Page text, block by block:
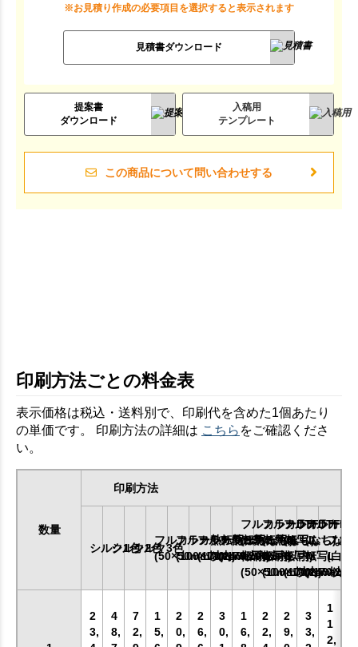
※お見積り作成の必要項目を選択すると表示されます
見積書ダウンロード
提案書
ダウンロード
入稿用
テンプレート
この商品について問い合わせする
印刷方法ごとの料金表
表示価格は税込・送料別で、印刷代を含めた1個あたり
の単価です。 印刷方法の詳細は こちら をご確認くださ
い。
数量
印刷方法
シルク1色
シルク2色
シルク3色
フルカラー熱転写SS
(50×50mm以内)
フルカラー熱転写S
(100×100mm以内)
フルカラー熱転写M
(170×170mm以内)
フルカラー熱転写L
(240×200mm以内)
フルカラーDTF
(ふちなし)
転写SS
(50×50mm以内)
フルカラーDTF
(ふちなし)
転写S
(100×100mm以内)
フルカラー
(ふちなし)
転写M
(170×170mm
フルカラ
(ふちなし)
転写L
フル
(白印
2
3,
4
8,
7
2,
1
5,
2
0,
2
6,
3
0,
1
6,
2
2,
2
9,
3
3,
1
1
2,